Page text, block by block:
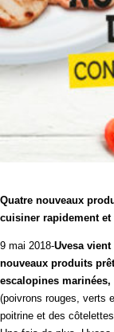
Quatre nouveaux
cuisiner rapidement et
9 mai 2018-Uvesa
nouveaux produits
escalopines
(poivrons rouges, verts
poitrine et des